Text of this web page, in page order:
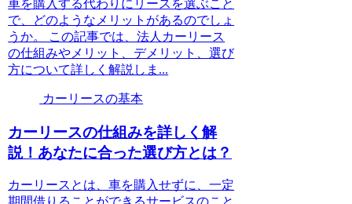
車を購入する代わりにリースを選ぶこと
で、どのようなメリットがあるのでしょ
うか。 この記事では、法人カーリース
の仕組みやメリット、デメリット、選び
方について詳しく解説しま...
カーリースの基本
カーリースの仕組みを詳しく解
説！あなたに合った選び方とは？
カーリースとは、車を購入せずに、一定